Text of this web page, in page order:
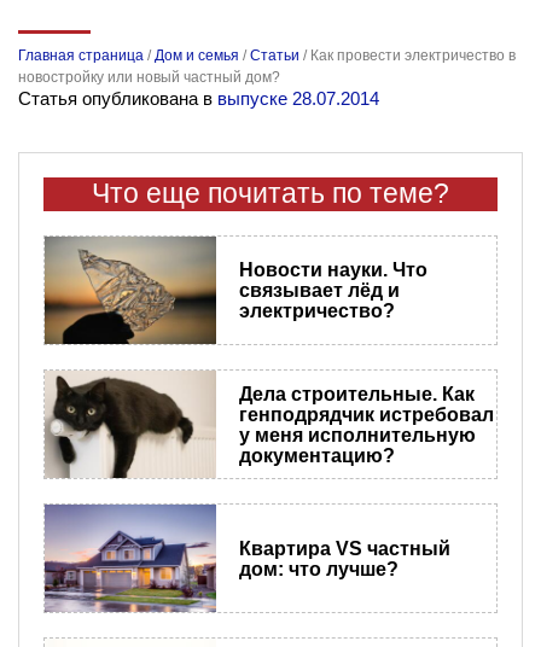
Главная страница /Дом и семья /Статьи / Как провести электричество в
новостройку или новый частный дом?
Статья опубликована в выпуске 28.07.2014
Что еще почитать по теме?
Новости науки. Что
связывает лёд и
электричество?
Дела строительные. Как
генподрядчик истребовал
у меня исполнительную
документацию?
Квартира VS частный
дом: что лучше?